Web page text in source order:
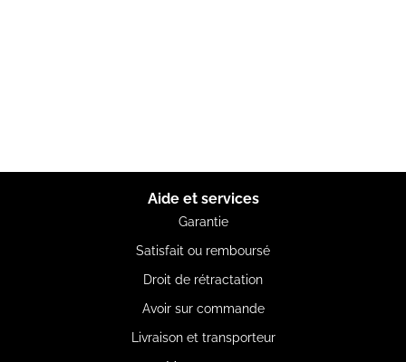
Aide et services
Garantie
Satisfait ou remboursé
Droit de rétractation
Avoir sur commande
Livraison et transporteur